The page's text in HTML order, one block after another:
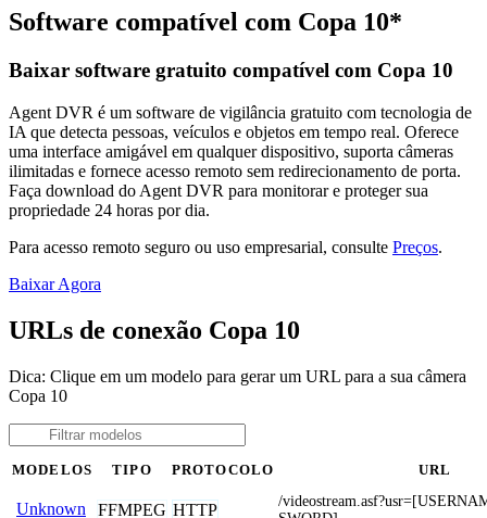
Software compatível com Copa 10*
Baixar software gratuito compatível com Copa 10
Agent DVR é um software de vigilância gratuito com tecnologia de
IA que detecta pessoas, veículos e objetos em tempo real. Oferece
uma interface amigável em qualquer dispositivo, suporta câmeras
ilimitadas e fornece acesso remoto sem redirecionamento de porta.
Faça download do Agent DVR para monitorar e proteger sua
propriedade 24 horas por dia.
Para acesso remoto seguro ou uso empresarial, consulte Preços.
Baixar Agora
URLs de conexão Copa 10
Dica: Clique em um modelo para gerar um URL para a sua câmera
Copa 10
MODELOS TIPO PROTOCOLO URL
Unknown FFMPEG HTTP
/